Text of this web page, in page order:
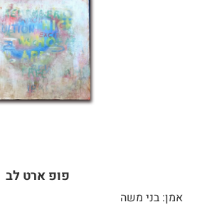
פופ ארט לב
אמן: בני משה